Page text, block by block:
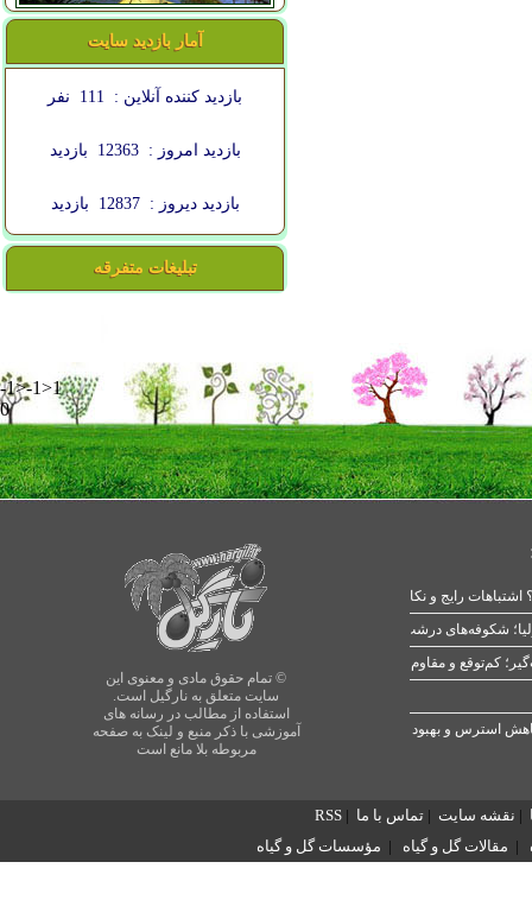
آمار بازدید سایت
بازدید کننده آنلاین : 111 نفر
بازدید امروز : 12363 بازدید
بازدید دیروز : 12837 بازدید
تبلیغات متفرقه
-1>-1>1
0
© تمام حقوق مادی و معنوی این
سایت متعلق به نارگیل است.
استفاده از مطالب در رسانه های
آموزشی با ذکر منبع و لینک به صفحه
مربوطه بلا مانع است
رایج و نکات طلایی
شکوفه‌های درشت در بهار
| نقشه سایت | تماس با ما |
RSS
| مقالات گل و گیاه | مؤسسات گل و گیاه